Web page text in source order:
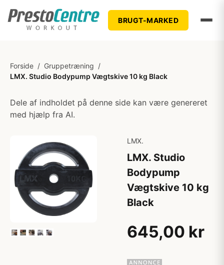
BRUGT-MARKED
Forside / Gruppetræning /
LMX. Studio Bodypump Vægtskive 10 kg Black
Dele af indholdet på denne side kan være genereret
med hjælp fra AI.
LMX.
LMX. Studio
Bodypump
Vægtskive 10 kg
Black
645,00 kr